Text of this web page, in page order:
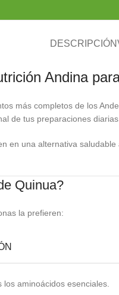
DESCRIPCIÓN
Andina
más completos de los
de tus preparaciones diarias.
en una alternativa
Quinua?
la prefieren:
los aminoácidos esenciales.